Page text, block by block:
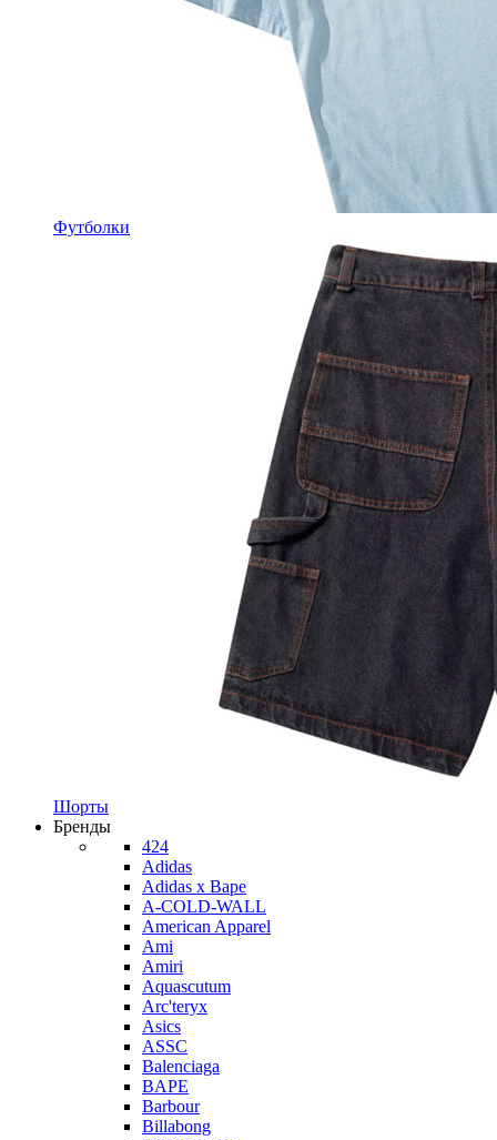
Футболки
Шорты
Бренды
424
Adidas
Adidas x Bape
A-COLD-WALL
American Apparel
Ami
Amiri
Aquascutum
Arc'teryx
Asics
ASSC
Balenciaga
BAPE
Barbour
Billabong